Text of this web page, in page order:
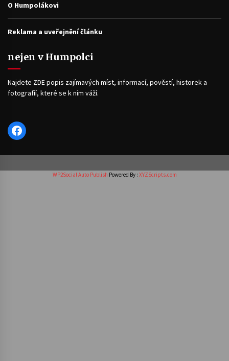
O Humpolákovi
Reklama a uveřejnění článku
nejen v Humpolci
Najdete ZDE popis zajímavých míst, informací, pověstí, historek a
fotografíí, které se k nim váží.
Facebook
WP2Social Auto Publish Powered By : XYZScripts.com